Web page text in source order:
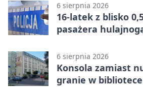
6 sierpnia 2026
16-latek z blisko
pasażera
6 sierpnia 2026
Konsola zamiast
granie w